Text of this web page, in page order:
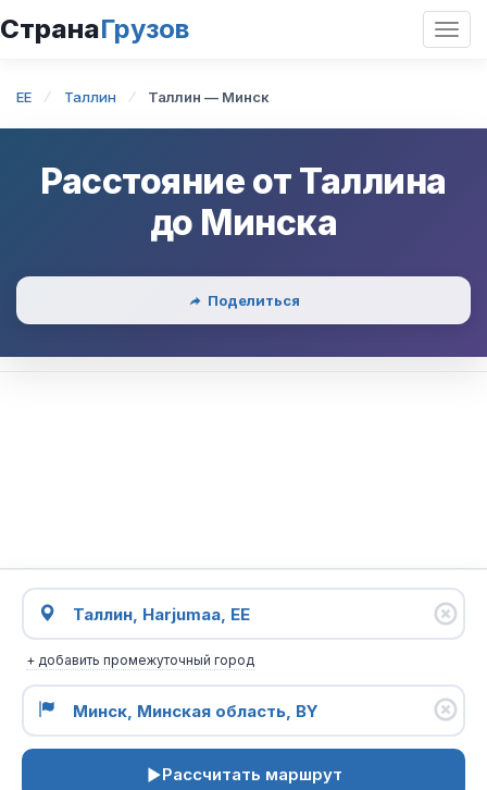
СтранаГрузов
EE Таллин Таллин — Минск
Расстояние от Таллина
до Минска
Поделиться
+ добавить промежуточный город
Рассчитать маршрут